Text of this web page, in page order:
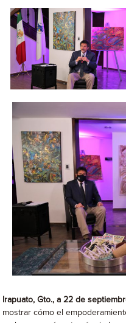
Irapuato, Gto., a 22 de
mostrar cómo el